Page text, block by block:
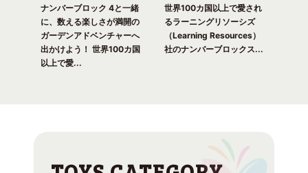
ナンバーブロック 4と一緒
に、数える楽しさが満開の
ガーデンアドベンチャーへ
出かけよう！ 世界100カ国
以上で愛...
世界100カ国以上で愛され
るラーニングリソーシズ
（Learning Resources）
社のナンバーブロックス...